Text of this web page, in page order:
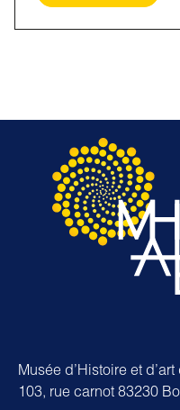
Musée d’Histoire et
103, rue carnot 83230